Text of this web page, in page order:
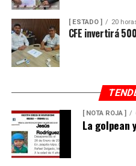
[ ESTADO ] 20
CFE invertirá
[ NOTA ROJA ]
La golpean